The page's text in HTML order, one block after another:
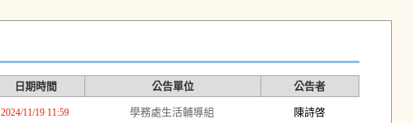
日期時間 公告單位 公告者
2024/11/19 11:59 學務處生活輔導組 陳詩啓